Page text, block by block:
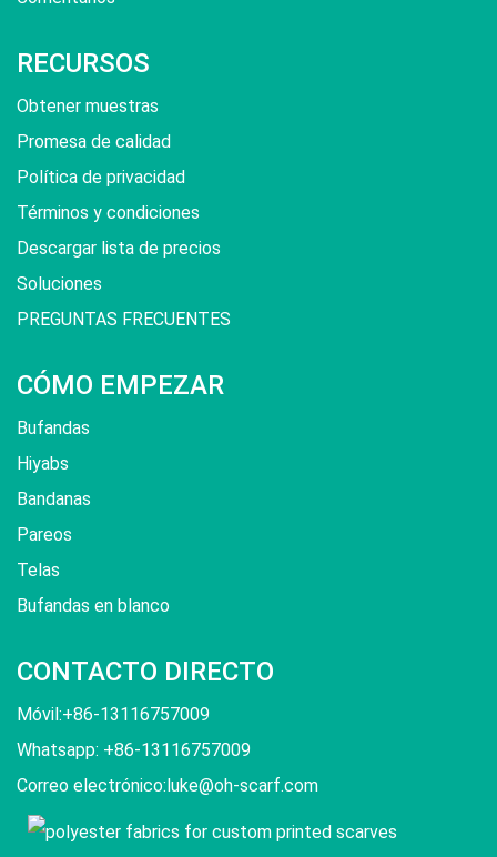
RECURSOS
Obtener muestras
Promesa de calidad
Política de privacidad
Términos y condiciones
Descargar lista de precios
Soluciones
PREGUNTAS FRECUENTES
CÓMO EMPEZAR
Bufandas
Hiyabs
Bandanas
Pareos
Telas
Bufandas en blanco
CONTACTO DIRECTO
Móvil:+86-13116757009
Whatsapp: +86-13116757009
Correo electrónico:luke@oh-scarf.com